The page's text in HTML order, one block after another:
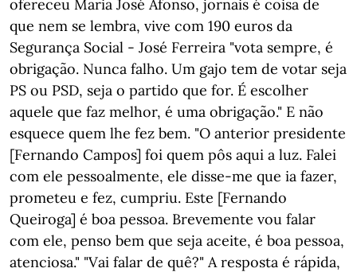
ofereceu Maria José Afonso, jornais é coisa de
que nem se lembra, vive com 190 euros da
Segurança Social - José Ferreira "vota sempre, é
obrigação. Nunca falho. Um gajo tem de votar seja
PS ou PSD, seja o partido que for. É escolher
aquele que faz melhor, é uma obrigação." E não
esquece quem lhe fez bem. "O anterior presidente
[Fernando Campos] foi quem pôs aqui a luz. Falei
com ele pessoalmente, ele disse-me que ia fazer,
prometeu e fez, cumpriu. Este [Fernando
Queiroga] é boa pessoa. Brevemente vou falar
com ele, penso bem que seja aceite, é boa pessoa,
atenciosa." "Vai falar de quê?" A resposta é rápida,